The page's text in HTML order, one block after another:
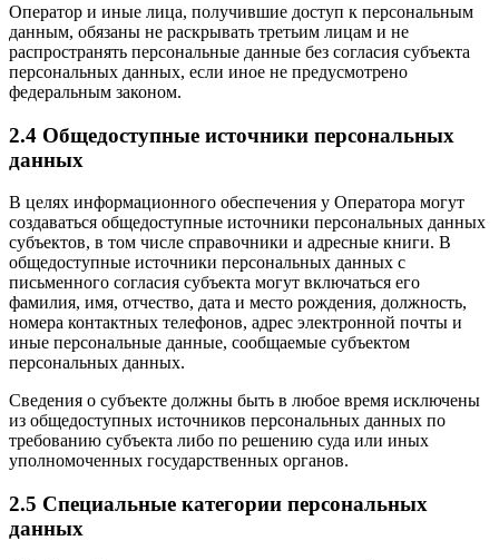
Оператор и иные лица, получившие доступ к персональным
данным, обязаны не раскрывать третьим лицам и не
распространять персональные данные без согласия субъекта
персональных данных, если иное не предусмотрено
федеральным законом.
2.4 Общедоступные источники персональных
данных
В целях информационного обеспечения у Оператора могут
создаваться общедоступные источники персональных данных
субъектов, в том числе справочники и адресные книги. В
общедоступные источники персональных данных с
письменного согласия субъекта могут включаться его
фамилия, имя, отчество, дата и место рождения, должность,
номера контактных телефонов, адрес электронной почты и
иные персональные данные, сообщаемые субъектом
персональных данных.
Сведения о субъекте должны быть в любое время исключены
из общедоступных источников персональных данных по
требованию субъекта либо по решению суда или иных
уполномоченных государственных органов.
2.5 Специальные категории персональных
данных